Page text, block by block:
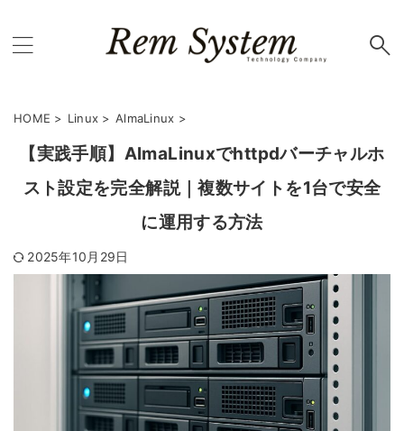
HOME > Linux > AlmaLinux >
【実践手順】AlmaLinuxでhttpdバーチャルホ
スト設定を完全解説｜複数サイトを1台で安全
に運用する方法
2025年10月29日